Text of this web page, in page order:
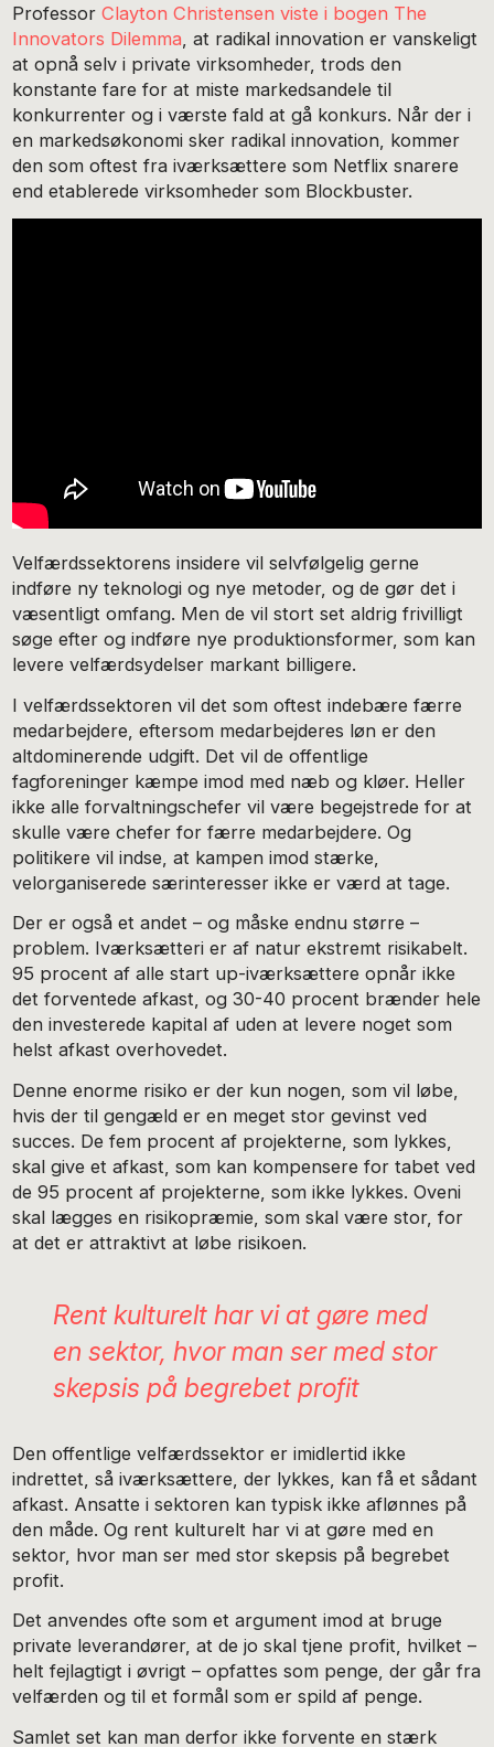
ProfessorClayton Christensen viste i bogen The
Innovators Dilemma , at radikal innovation er vanskeligt
at opnå selv i private virksomheder, trods den
konstante fare for at miste markedsandele til
konkurrenter og i værste fald at gå konkurs. Når der i
en markedsøkonomi sker radikal innovation, kommer
den som oftest fra iværksættere som Netflix snarere
end etablerede virksomheder som Blockbuster.
Velfærdssektorens insidere vil selvfølgelig gerne
indføre ny teknologi og nye metoder, og de gør det i
væsentligt omfang. Men de vil stort set aldrig frivilligt
søge efter og indføre nye produktionsformer, som kan
levere velfærdsydelser markant billigere.
I velfærdssektoren vil det som oftest indebære færre
medarbejdere, eftersom medarbejderes løn er den
altdominerende udgift. Det vil de offentlige
fagforeninger kæmpe imod med næb og kløer. Heller
ikke alle forvaltningschefer vil være begejstrede for at
skulle være chefer for færre medarbejdere. Og
politikere vil indse, at kampen imod stærke,
velorganiserede særinteresser ikke er værd at tage.
Der er også et andet – og måske endnu større –
problem. Iværksætteri er af natur ekstremt risikabelt.
95 procent af alle start up-iværksættere opnår ikke
det forventede afkast, og 30-40 procent brænder hele
den investerede kapital af uden at levere noget som
helst afkast overhovedet.
Denne enorme risiko er der kun nogen, som vil løbe,
hvis der til gengæld er en meget stor gevinst ved
succes. De fem procent af projekterne, som lykkes,
skal give et afkast, som kan kompensere for tabet ved
de 95 procent af projekterne, som ikke lykkes. Oveni
skal lægges en risikopræmie, som skal være stor, for
at det er attraktivt at løbe risikoen.
Rent kulturelt har vi at gøre med
en sektor, hvor man ser med stor
skepsis på begrebet profit
Den offentlige velfærdssektor er imidlertid ikke
indrettet, så iværksættere, der lykkes, kan få et sådant
afkast. Ansatte i sektoren kan typisk ikke aflønnes på
den måde. Og rent kulturelt har vi at gøre med en
sektor, hvor man ser med stor skepsis på begrebet
profit.
Det anvendes ofte som et argument imod at bruge
private leverandører, at de jo skal tjene profit, hvilket –
helt fejlagtigt i øvrigt – opfattes som penge, der går fra
velfærden og til et formål som er spild af penge.
Samlet set kan man derfor ikke forvente en stærk